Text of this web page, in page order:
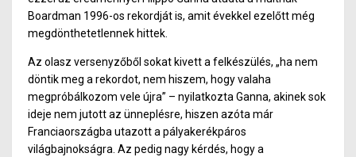
Boardman 1996-os rekordját is, amit évekkel ezelőtt még
megdönthetetlennek hittek.
Az olasz versenyzőből sokat kivett a felkészülés, „ha nem
döntik meg a rekordot, nem hiszem, hogy valaha
megpróbálkozom vele újra” – nyilatkozta Ganna, akinek sok
ideje nem jutott az ünneplésre, hiszen azóta már
Franciaországba utazott a pályakerékpáros
világbajnokságra. Az pedig nagy kérdés, hogy a